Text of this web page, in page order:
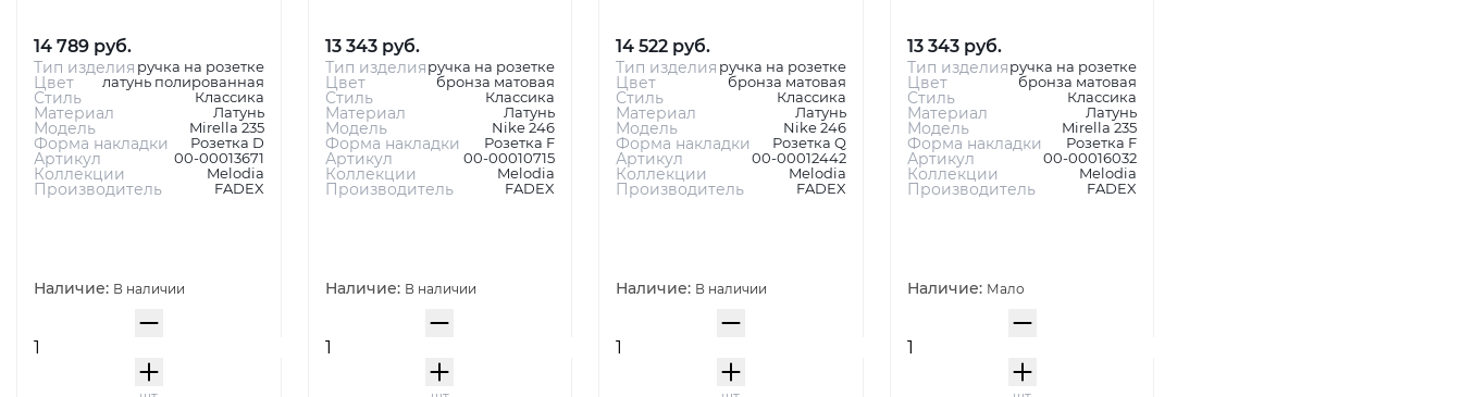
14 789 руб.
Тип изделия ручка на розетке
Цвет латунь полированная
Стиль Классика
Материал Латунь
Модель Mirella 235
Форма накладки Розетка D
Артикул 00-00013671
Коллекции Melodia
Производитель FADEX
Наличие: В наличии
13 343 руб.
Тип изделияручка на розетке
Цвет бронза матовая
Стиль Классика
Материал Латунь
Модель Nike 246
Форма накладки Розетка F
Артикул 00-00010715
Коллекции Melodia
Производитель FADEX
Наличие: В наличии
14 522 руб.
Тип изделия ручка на розетке
Цвет бронза матовая
Стиль Классика
Материал Латунь
Модель Nike 246
Форма накладки Розетка Q
Артикул 00-00012442
Коллекции Melodia
Производитель FADEX
Наличие: В наличии
13 343 руб.
Тип изделияручка на розетке
Цвет бронза матовая
Стиль Классика
Материал Латунь
Модель Mirella 235
Форма накладки Розетка F
Артикул 00-00016032
Коллекции Melodia
Производитель FADEX
Наличие: Мало